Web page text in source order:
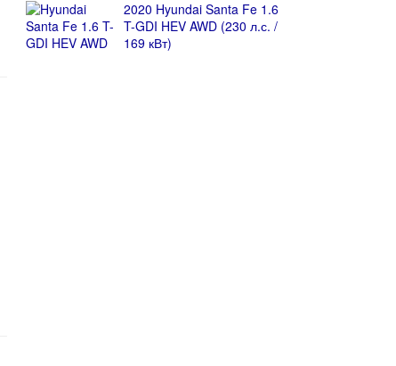
2020 Hyundai Santa Fe 1.6
T-GDI HEV AWD (230 л.с. /
169 кВт)